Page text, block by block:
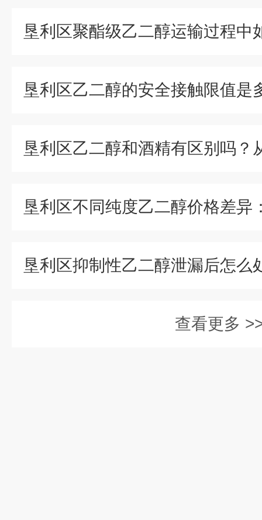
查看更多